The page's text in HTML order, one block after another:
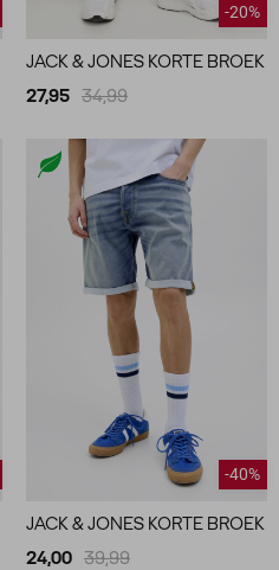
-20%
JACK & JONES KORTE BROEK
27,95 34,99
-40%
JACK & JONES KORTE BROEK
24,00 39,99